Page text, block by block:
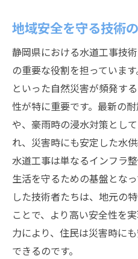
地域安全を守る技術
静岡県における水道工事技
の重要な役割を担っていま
といった自然災害が頻発す
性が特に重要です。最新の
や、豪雨時の浸水対策とし
れ、災害時にも安定した水
水道工事は単なるインフラ
生活を守るための基盤とな
した技術者たちは、地元の
ことで、より高い安全性を
力により、住民は災害時に
できるのです。